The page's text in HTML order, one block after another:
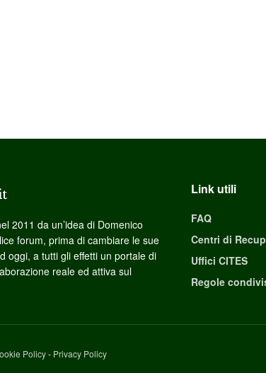
2011 da un’idea di Domenico
forum, prima di cambiare le sue
oggi, a tutti gli effetti un portale di
reale ed attiva sul
Link utili
FAQ
Centri di
Uffici CITES
Regole
Policy- Privacy Policy